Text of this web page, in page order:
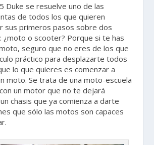
Duke se resuelve uno de las
de todos los que quieren
sus primeros pasos sobre dos
¿moto o scooter? Porque si te has
seguro que no eres de los que
práctico para desplazarte todos
lo que quieres es comenzar a
moto. Se trata de una moto-escuela
un motor que no te dejará
chasis que ya comienza a darte
que sólo las motos son capaces